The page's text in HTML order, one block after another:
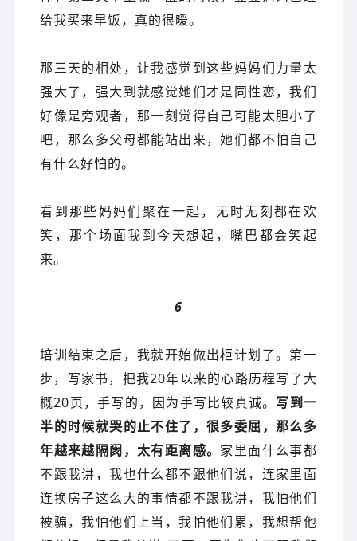
给我买来早饭，真的很暖。
那三天的相处，让我感觉到这些妈妈们力量太
强大了，强大到就感觉她们才是同性恋，我们
好像是旁观者，那一刻觉得自己可能太胆小了
吧，那么多父母都能站出来，她们都不怕自己
有什么好怕的。
看到那些妈妈们聚在一起，无时无刻都在欢
笑，那个场面我到今天想起，嘴巴都会笑起
来。
6
培训结束之后，我就开始做出柜计划了。第一
步，写家书，把我20年以来的心路历程写了大
概20页，手写的，因为手写比较真诚。 写到一
半的时候就哭的止不住了，很多委屈，那么多
年越来越隔阂，太有距离感。 家里面什么事都
不跟我讲，我也什么都不跟他们说，连家里面
连换房子这么大的事情都不跟我讲，我怕他们
被骗，我怕他们上当，我怕他们累，我想帮他